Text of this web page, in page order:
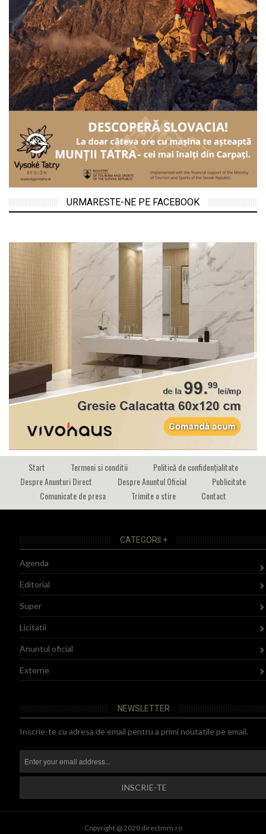
URMARESTE-NE PE FACEBOOK
Start Termeni si conditii
Politică de confidențialitate
Despre Anunturi Direct
Despre Anuntul Oficial
Publicitate
Comunicate de presa
Trimite o stire Contact
CATEGORII +
Agenda
Editorial
Super
Licitatii
Anuntul oficial
Externe
NEWSLETTER
Inscrie-te cu adresa de email pentru a primi noutatile pe email.
Copyright @ 2020 directmm.ro